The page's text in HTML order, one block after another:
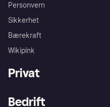
Personvern
Sikkerhet
Bærekraft
Wikipink
Privat
Bedrift